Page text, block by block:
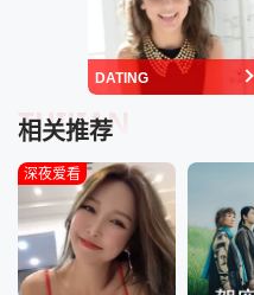
DATING
相关推荐
TUIJIAN
深夜爱看